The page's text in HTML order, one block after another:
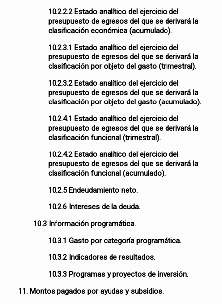
10.2.2.2 Estado analítico del ejercicio del
presupuesto de egresos del que se derivará la
clasificación económica (acumulado).
10.2.3.1 Estado analítico del ejercicio del
presupuesto de egresos del que se derivará la
clasificación por objeto del gasto (trimestral).
10.2.3.2 Estado analítico del ejercicio del
presupuesto de egresos del que se derivará la
clasificación por objeto del gasto (acumulado).
10.2.4.1 Estado analítico del ejercicio del
presupuesto de egresos del que se derivará la
clasificación funcional (trimestral).
10.2.4.2 Estado analítico del ejercicio del
presupuesto de egresos del que se derivará la
clasificación funcional (acumulado).
10.2.5 Endeudamiento neto.
10.2.6 Intereses de la deuda.
10.3 Información programática.
10.3.1 Gasto por categoría programática.
10.3.2 Indicadores de resultados.
10.3.3 Programas y proyectos de inversión.
11. Montos pagados por ayudas y subsidios.